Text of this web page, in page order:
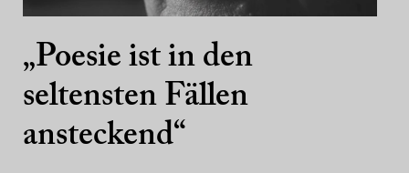
„Poesie ist in den
seltensten Fällen
ansteckend“